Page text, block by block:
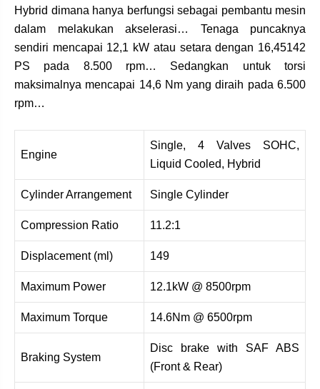
Hybrid dimana hanya berfungsi sebagai pembantu mesin
dalam melakukan akselerasi… Tenaga puncaknya
sendiri mencapai 12,1 kW atau setara dengan 16,45142
PS pada 8.500 rpm… Sedangkan untuk torsi
maksimalnya mencapai 14,6 Nm yang diraih pada 6.500
rpm…
Engine
Single, 4 Valves SOHC,
Liquid Cooled, Hybrid
Cylinder Arrangement Single Cylinder
Compression Ratio 11.2:1
Displacement (ml) 149
Maximum Power 12.1kW @ 8500rpm
Maximum Torque 14.6Nm @ 6500rpm
Braking System
Disc brake with SAF ABS
(Front & Rear)